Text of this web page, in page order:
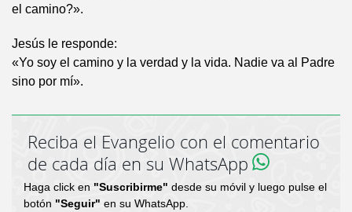
el camino?».
Jesús le responde:
«Yo soy el camino y la verdad y la vida. Nadie va al Padre
sino por mí».
Reciba el Evangelio con el comentario
de cada día en su WhatsApp
Haga click en "Suscribirme" desde su móvil y luego pulse el
botón "Seguir" en su WhatsApp.